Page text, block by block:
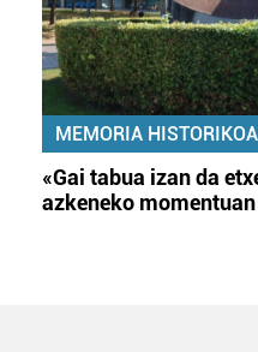
MEMORIA HISTORIKOA
«Gai tabua izan da
azkeneko